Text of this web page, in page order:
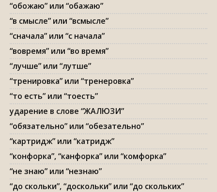
“обожаю” или “обажаю”
“в смысле” или “всмысле”
“сначала” или “с начала”
“вовремя” или “во время”
“лучше” или “лутше”
“тренировка” или “тренеровка”
“то есть” или “тоесть”
ударение в слове “ЖАЛЮЗИ”
“обязательно” или “обезательно”
“картридж” или “катридж”
“конфорка”, “канфорка” или “комфорка”
“не знаю” или “незнаю”
“до скольки”, “доскольки” или “до скольких”